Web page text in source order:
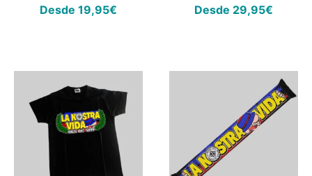
Desde19,95€
Desde 29,95€